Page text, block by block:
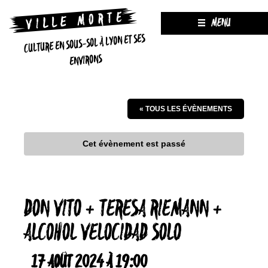
CULTURE EN SOUS-SOL À LYON ET SES
ENVIRONS
MENU
« TOUS LES ÉVÈNEMENTS
Cet évènement est passé
DON VITO + TERESA RIEMANN +
ALCOHOL VELOCIDAD SOLO
17 AOÛT 2024 À 19:00